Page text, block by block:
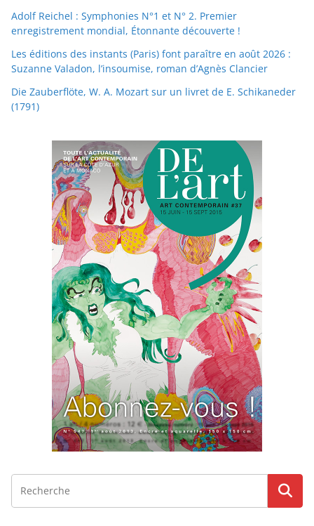
Adolf Reichel : Symphonies N°1 et N° 2. Premier
enregistrement mondial, Étonnante découverte !
Les éditions des instants (Paris) font paraître en août 2026 :
Suzanne Valadon, l’insoumise, roman d’Agnès Clancier
Die Zauberflöte, W. A. Mozart sur un livret de E. Schikaneder
(1791)